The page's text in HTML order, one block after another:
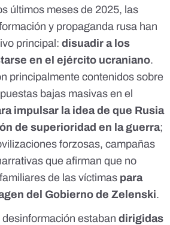
últimos meses de 2025, las
y propaganda rusa han
principal: disuadir a los
en el ejército ucraniano.
principalmente contenidos sobre
bajas masivas en el
impulsar la idea de que Rusia
de superioridad en la guerra;
forzosas, campañas
que afirman que no
de las víctimas para
del Gobierno de Zelenski.
estaban dirigidas